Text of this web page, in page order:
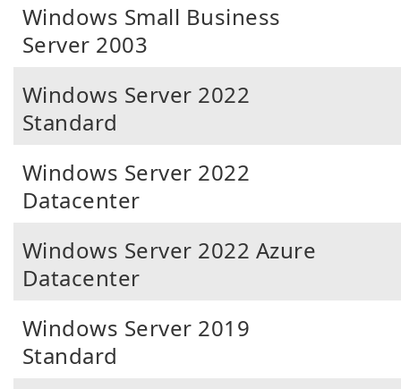
Windows Small Business
Server 2003
Windows Server 2022
Standard
Windows Server 2022
Datacenter
Windows Server 2022 Azure
Datacenter
Windows Server 2019
Standard